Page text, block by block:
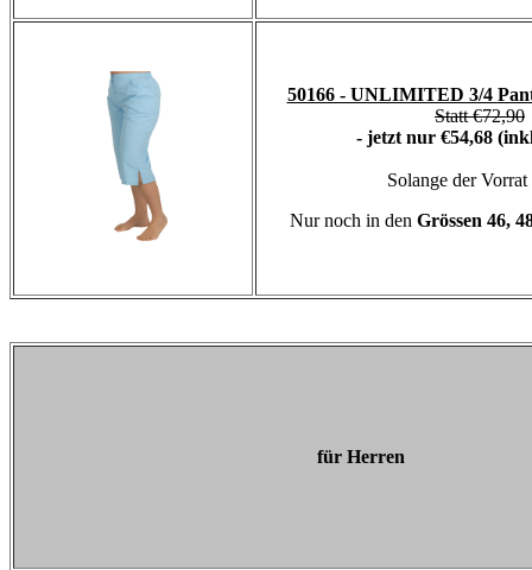
50166 - UNLIMITED 3/4
Statt €72,90
- jetzt nur €54,68
Solange der Vorrat
Nur noch in den Grössen 46,
für Herren